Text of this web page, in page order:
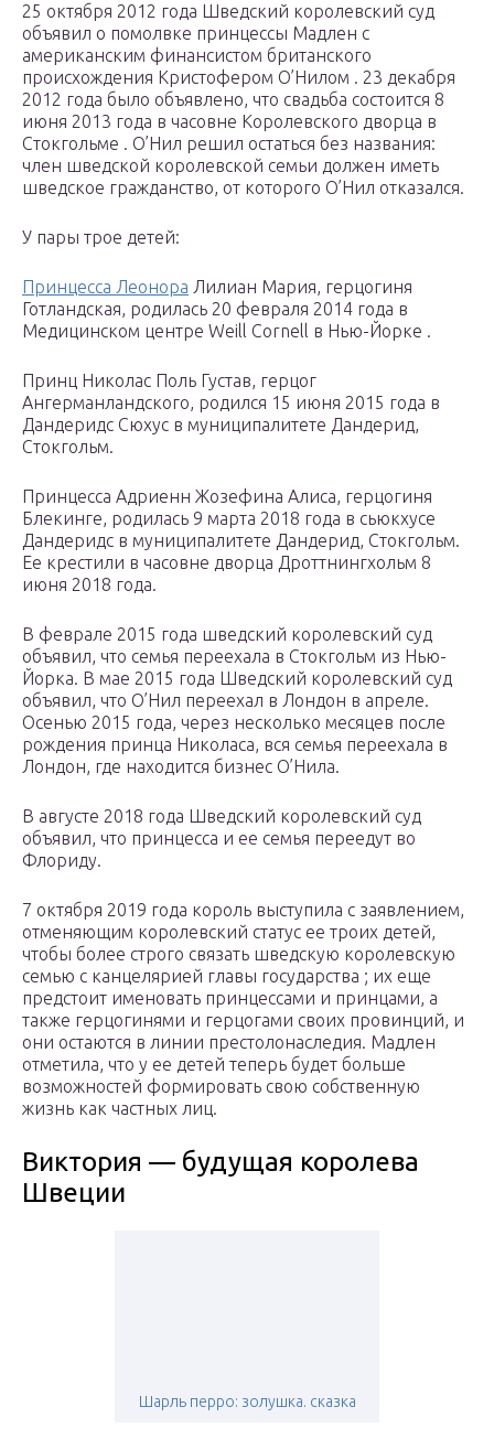
25 октября 2012 года Шведский королевский суд
объявил о помолвке принцессы Мадлен с
американским финансистом британского
происхождения Кристофером О’Нилом . 23 декабря
2012 года было объявлено, что свадьба состоится 8
июня 2013 года в часовне Королевского дворца в
Стокгольме . О’Нил решил остаться без названия:
член шведской королевской семьи должен иметь
шведское гражданство, от которого О’Нил отказался.
У пары трое детей:
Принцесса Леонора Лилиан Мария, герцогиня
Готландская, родилась 20 февраля 2014 года в
Медицинском центре Weill Cornell в Нью-Йорке .
Принц Николас Поль Густав, герцог
Ангерманландского, родился 15 июня 2015 года в
Дандеридс Сюхус в муниципалитете Дандерид,
Стокгольм.
Принцесса Адриенн Жозефина Алиса, герцогиня
Блекинге, родилась 9 марта 2018 года в сьюкхусе
Дандеридс в муниципалитете Дандерид, Стокгольм.
Ее крестили в часовне дворца Дроттнингхольм 8
июня 2018 года.
В феврале 2015 года шведский королевский суд
объявил, что семья переехала в Стокгольм из Нью-
Йорка. В мае 2015 года Шведский королевский суд
объявил, что О’Нил переехал в Лондон в апреле.
Осенью 2015 года, через несколько месяцев после
рождения принца Николаса, вся семья переехала в
Лондон, где находится бизнес О’Нила.
В августе 2018 года Шведский королевский суд
объявил, что принцесса и ее семья переедут во
Флориду.
7 октября 2019 года король выступила с заявлением,
отменяющим королевский статус ее троих детей,
чтобы более строго связать шведскую королевскую
семью с канцелярией главы государства ; их еще
предстоит именовать принцессами и принцами, а
также герцогинями и герцогами своих провинций, и
они остаются в линии престолонаследия. Мадлен
отметила, что у ее детей теперь будет больше
возможностей формировать свою собственную
жизнь как частных лиц.
Виктория — будущая королева
Швеции
Шарль перро: золушка. сказка